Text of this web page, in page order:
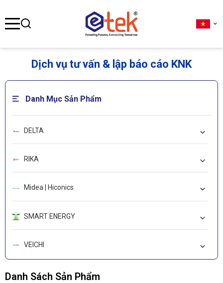
Dịch vụ tư vấn & lập báo cáo KNK
Danh Mục Sản Phẩm
DELTA
RIKA
Midea | Hiconics
SMART ENERGY
VEICHI
LEADSHINE
Danh Sách Sản Phẩm